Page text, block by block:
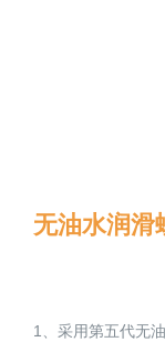
无油水润滑
1、采用第五代无